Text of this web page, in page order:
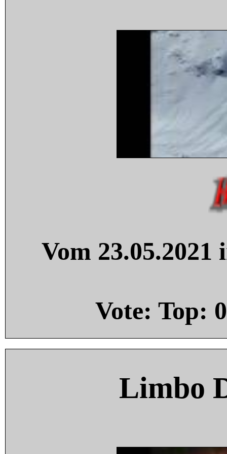
Vom
Vote: Top: 0
Limbo